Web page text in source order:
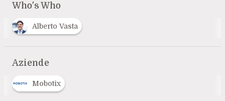
Who's Who
Alberto Vasta
Aziende
Mobotix